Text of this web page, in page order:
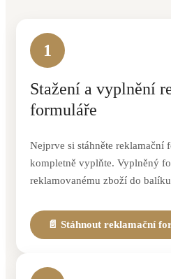
1
Stažení a vyplnění
formuláře
Nejprve si stáhněte reklamační
kompletně vyplňte. Vyplněný
reklamovanému zboží do
📄 Stáhnout reklamační